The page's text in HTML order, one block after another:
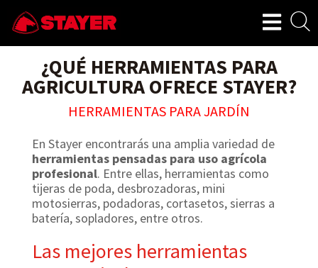
¿QUÉ HERRAMIENTAS PARA
AGRICULTURA OFRECE STAYER?
HERRAMIENTAS PARA JARDÍN
En Stayer encontrarás una amplia variedad de
herramientas pensadas para uso agrícola
profesional. Entre ellas, herramientas como
tijeras de poda, desbrozadoras, mini
motosierras, podadoras, cortasetos, sierras a
batería, sopladores, entre otros.
Las mejores herramientas